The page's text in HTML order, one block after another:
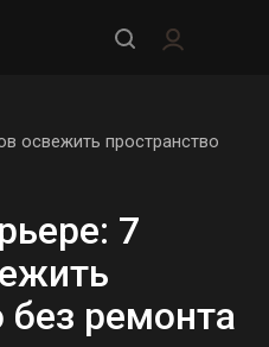
освежить пространство
7
без ремонта